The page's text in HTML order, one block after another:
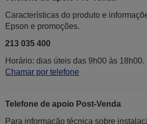
Características do produto e
Epson e promoções.
213 035 400
Horário: dias úteis das 9h00 às 18h00.
Chamar por telefone
Telefone de apoio Post-Venda
Para informação técnica sobre